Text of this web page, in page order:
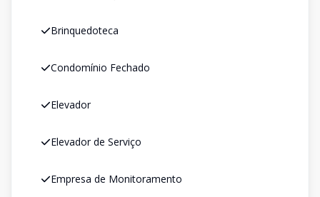
Brinquedoteca
Condomínio Fechado
Elevador
Elevador de Serviço
Empresa de Monitoramento